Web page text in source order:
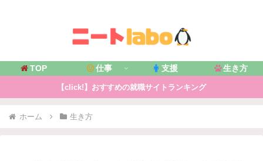
TOP 仕事 支援 生き方
【click!】おすすめの就職サイトランキング
ホーム 生き方